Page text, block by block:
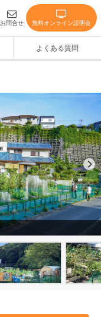
お問合せ 無料オンライン説明会
よくある質問